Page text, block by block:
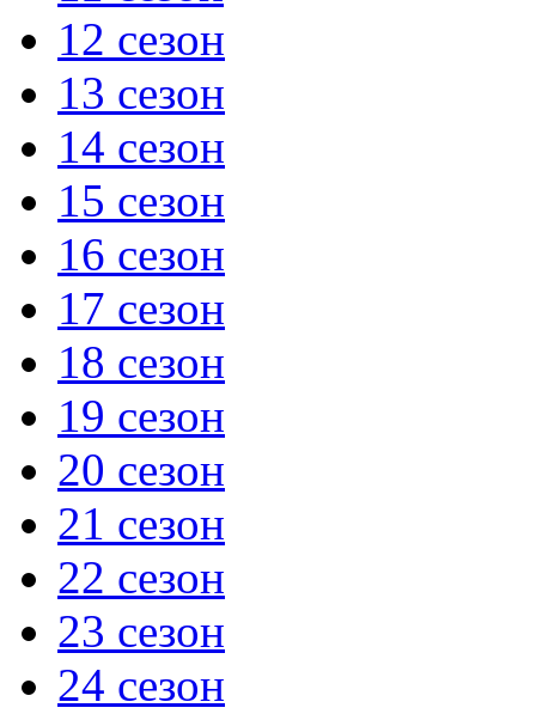
12 сезон
13 сезон
14 сезон
15 сезон
16 сезон
17 сезон
18 сезон
19 сезон
20 сезон
21 сезон
22 сезон
23 сезон
24 сезон